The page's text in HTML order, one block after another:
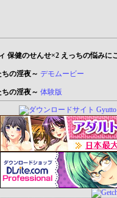
保健のせんせ×2 えっちの悩み
の淫夜～ デモムービー
の淫夜～ 体験版